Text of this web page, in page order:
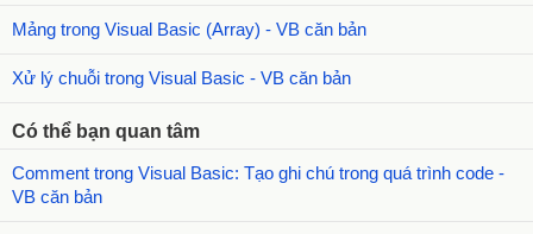
Mảng trong Visual Basic (Array) - VB căn bản
Xử lý chuỗi trong Visual Basic - VB căn bản
Có thể bạn quan tâm
Comment trong Visual Basic: Tạo ghi chú trong quá trình code -
VB căn bản